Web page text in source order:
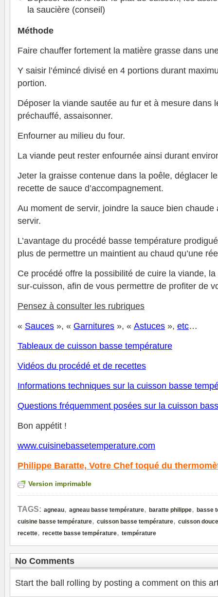
la saucière (conseil)
Méthode
Faire chauffer fortement la matière grasse dans
Y saisir l’émincé divisé en 4 portions durant
portion.
Déposer la viande sautée au fur et à mesure dans
préchauffé, assaisonner.
Enfourner au milieu du four.
La viande peut rester enfournée ainsi durant
Jeter la graisse contenue dans la poêle, déglacer
recette de sauce d’accompagnement.
Au moment de servir, joindre la sauce bien
servir.
L’avantage du procédé basse température
plus de permettre un maintient au chaud qu’une
Ce procédé offre la possibilité de cuire la viande,
sur-cuisson, afin de vous permettre de profiter de
Pensez à consulter les rubriques
« Sauces », « Garnitures », « Astuces », etc…
Tableaux de cuisson basse température
Vidéos du procédé et de recettes
Informations techniques sur la cuisson basse
Questions fréquemment posées sur la cuisson
Bon appétit !
www.cuisinebassetemperature.com
Philippe Baratte, Votre Chef toqué du
Version imprimable
TAGS: agneau, agneau basse température, baratte philippe, basse
cuisine basse température, cuisson basse température, cuisson douce
recette, recette basse température, température
No Comments
Start the ball rolling by posting a comment on this